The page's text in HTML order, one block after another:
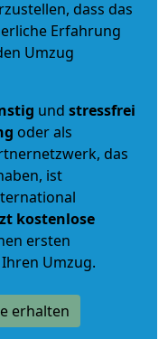
dass das
Erfahrung
Umzug
und stressfrei
oder als
das
ist
kostenlose
ersten
Umzug.
erhalten